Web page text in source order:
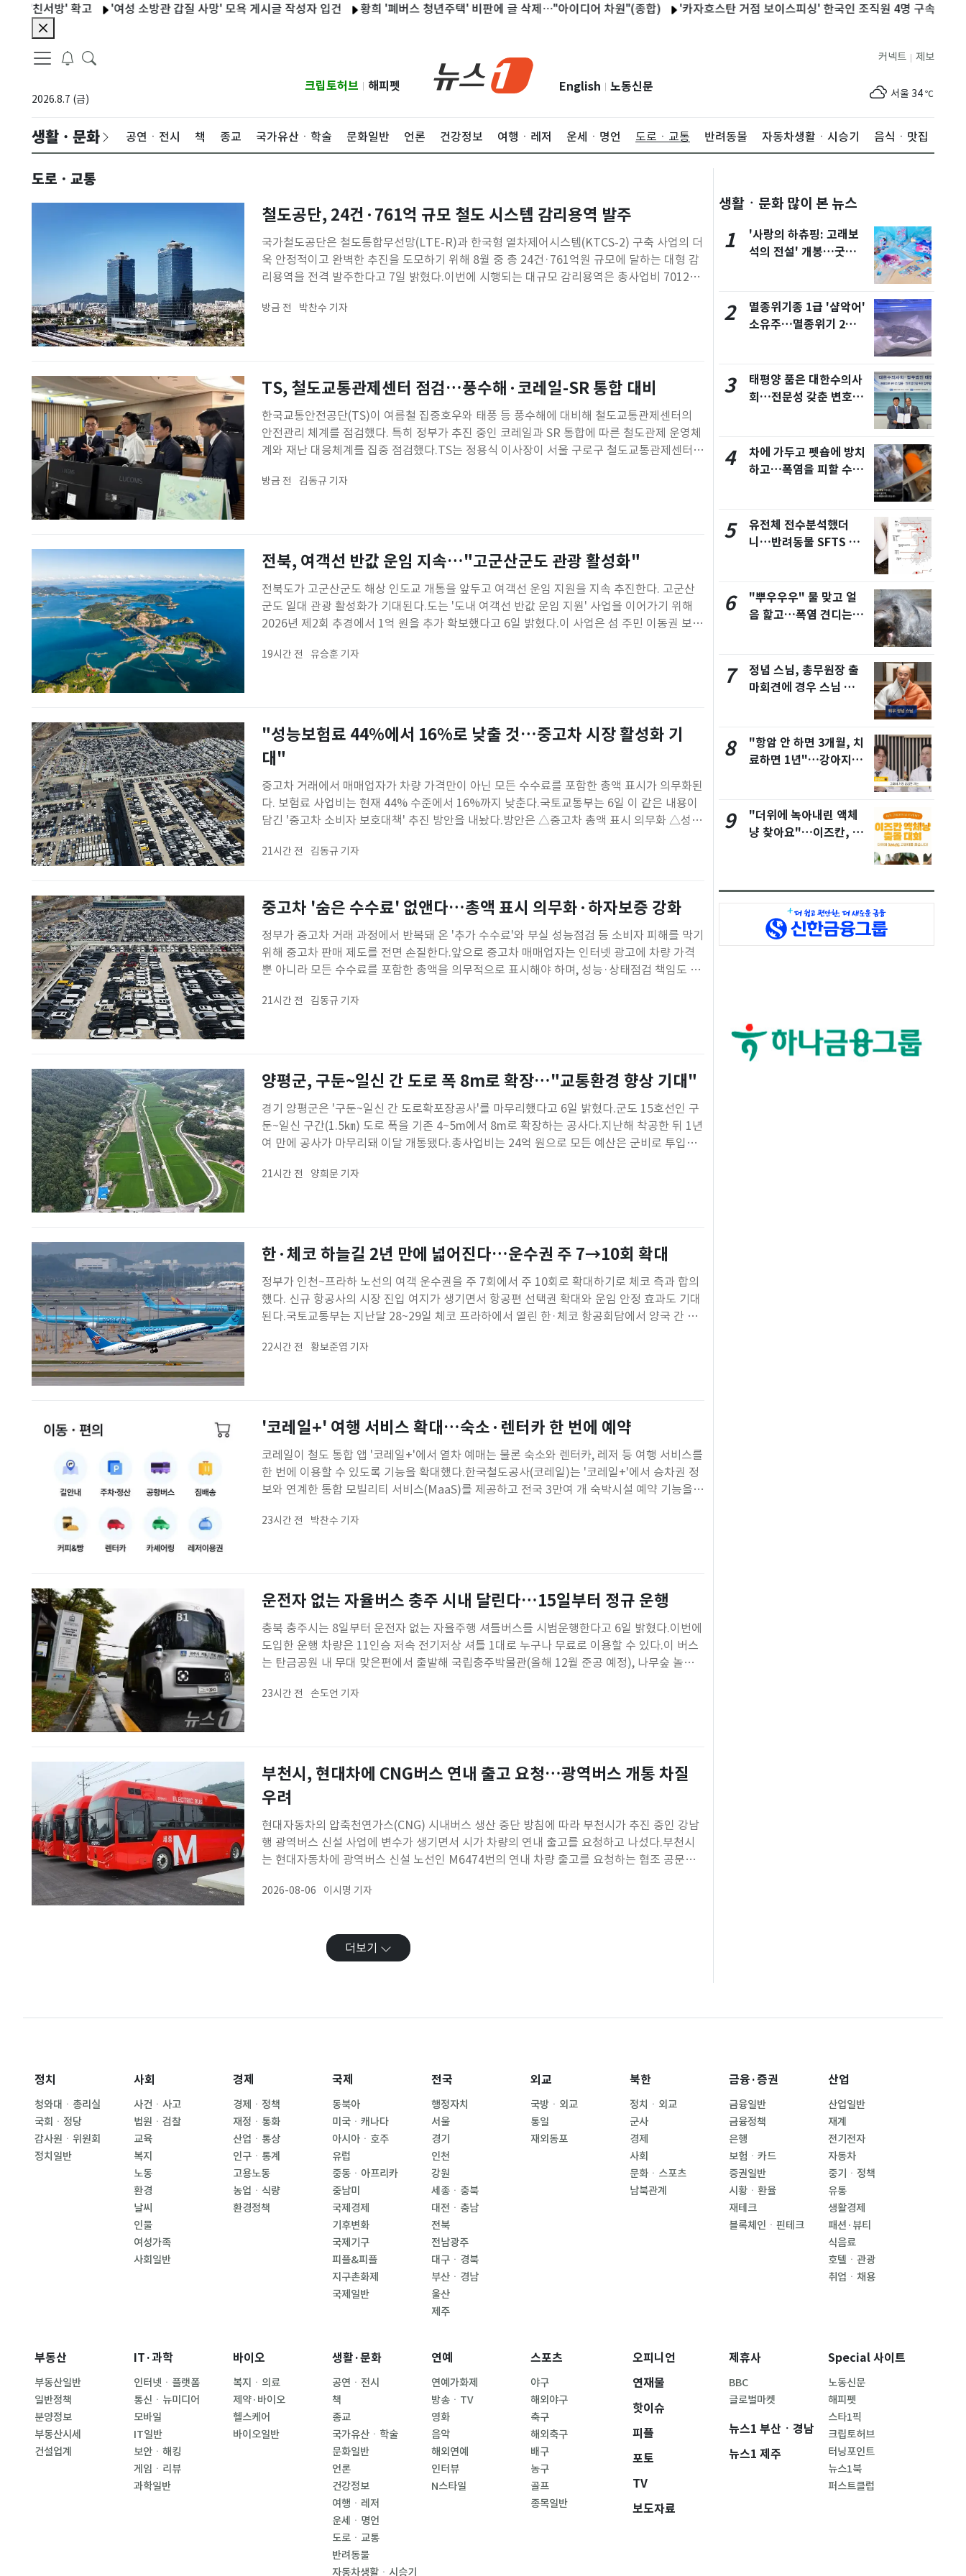
방' 확고 '여성 소방관 갑질 사망' 모욕 게시글 작성자 입건 황희 '폐버스 청년주택' 비판에 글 삭제…"아이디어 차원"(종합) '카자흐스탄 거점 보이스피싱' 한국인 조직원 4명 구속 춘천 중도
2026.8.7 (금)
크립토허브 해피펫 English 노동신문
제보
커넥트
서울 34 ℃
대전35℃
울산31℃
강릉29℃
제주30℃
서울34℃
대구34℃
인천34℃
광주35℃
대전35℃
울산31℃
강릉29℃
제주30 ℃
생활ㆍ문화 공연ㆍ전시 책 종교 국가유산ㆍ학술 문화일반 언론 건강정보 여행ㆍ레저 운세ㆍ명언 도로ㆍ교통 반려동물 자동차생활ㆍ시승기 음식ㆍ맛집
도로ㆍ교통
철도공단, 24건·761억 규모 철도 시스템 감리용역 발주
국가철도공단은 철도통합무선망(LTE-R)과 한국형 열차제어시스템(KTCS-2) 구축 사업의 더
욱 안정적이고 완벽한 추진을 도모하기 위해 8월 중 총 24건·761억원 규모에 달하는 대형 감
리용역을 전격 발주한다고 7일 밝혔다.이번에 시행되는 대규모 감리용역은 총사업비 7012억
리 기준을 끌어올리기 위해 마련됐다.우선, 태백선 등 아직 LTE-R이 구축되
방금 전 박찬수 기자
TS, 철도교통관제센터 점검…풍수해·코레일-SR 통합 대비
한국교통안전공단(TS)이 여름철 집중호우와 태풍 등 풍수해에 대비해 철도교통관제센터의
안전관리 체계를 점검했다. 특히 정부가 추진 중인 코레일과 SR 통합에 따른 철도관제 운영체
계와 재난 대응체계를 집중 점검했다.TS는 정용식 이사장이 서울 구로구 철도교통관제센터를
고속철도(KTX)와 무궁화호 등 전국 국가철도의 열차 운행을 관리·제어하고, 철도 사고 발생
방금 전 김동규 기자
전북, 여객선 반값 운임 지속…"고군산군도 관광 활성화"
전북도가 고군산군도 해상 인도교 개통을 앞두고 여객선 운임 지원을 지속 추진한다. 고군산
군도 일대 관광 활성화가 기대된다.도는 '도내 여객선 반값 운임 지원' 사업을 이어가기 위해
2026년 제2회 추경에서 1억 원을 추가 확보했다고 6일 밝혔다.이 사업은 섬 주민 이동권 보장
12개 도서를 대상으로 도민은 물론 타지역 방문객까지 여객선 정규 운임의 절반
19시간 전 유승훈 기자
"성능보험료 44%에서 16%로 낮출 것…중고차 시장 활성화 기
대"
중고차 거래에서 매매업자가 차량 가격만이 아닌 모든 수수료를 포함한 총액 표시가 의무화된
다. 보험료 사업비는 현재 44% 수준에서 16%까지 낮춘다.국토교통부는 6일 이 같은 내용이
담긴 '중고차 소비자 보호대책' 추진 방안을 내놨다.방안은 △중고차 총액 표시 의무화 △성능
확립이 골자다.국토부는 다음 달 안으로 관련 법령 개정안을 발의하고, 과제별 세부 논의를
21시간 전 김동규 기자
중고차 '숨은 수수료' 없앤다…총액 표시 의무화·하자보증 강화
정부가 중고차 거래 과정에서 반복돼 온 '추가 수수료'와 부실 성능점검 등 소비자 피해를 막기
위해 중고차 판매 제도를 전면 손질한다.앞으로 중고차 매매업자는 인터넷 광고에 차량 가격
뿐 아니라 모든 수수료를 포함한 총액을 의무적으로 표시해야 하며, 성능·상태점검 책임도 한
표했다.총액 표시 의무화…성능점검도 '무관용'먼저 불투명한 매매가격과 각종 수수료
21시간 전 김동규 기자
양평군, 구둔~일신 간 도로 폭 8m로 확장…"교통환경 향상 기대"
경기 양평군은 '구둔~일신 간 도로확포장공사'를 마무리했다고 6일 밝혔다.군도 15호선인 구
둔~일신 구간(1.5㎞) 도로 폭을 기존 4~5m에서 8m로 확장하는 공사다.지난해 착공한 뒤 1년
여 만에 공사가 마무리돼 이달 개통됐다.총사업비는 24억 원으로 모든 예산은 군비로 투입됐
선 군수는 "이번 도로 확장은 단순한 기반 시설 확충을 넘어 주민들의 안전한 통
21시간 전 양희문 기자
한·체코 하늘길 2년 만에 넓어진다…운수권 주 7→10회 확대
정부가 인천~프라하 노선의 여객 운수권을 주 7회에서 주 10회로 확대하기로 체코 측과 합의
했다. 신규 항공사의 시장 진입 여지가 생기면서 항공편 선택권 확대와 운임 안정 효과도 기대
된다.국토교통부는 지난달 28~29일 체코 프라하에서 열린 한·체코 항공회담에서 양국 간 여
하 노선은 대한항공이 주 4회, 아시아나항공이 주 3회 운항하고 있다. 이번 합의로
22시간 전 황보준엽 기자
'코레일+' 여행 서비스 확대…숙소·렌터카 한 번에 예약
코레일이 철도 통합 앱 '코레일+'에서 열차 예매는 물론 숙소와 렌터카, 레저 등 여행 서비스를
한 번에 이용할 수 있도록 기능을 확대했다.한국철도공사(코레일)는 '코레일+'에서 승차권 정
보와 연계한 통합 모빌리티 서비스(MaaS)를 제공하고 전국 3만여 개 숙박시설 예약 기능을
차와 렌터카, 카셰어링, 관광택시, 숙박 등 이동과 여행에
23시간 전 박찬수 기자
운전자 없는 자율버스 충주 시내 달린다…15일부터 정규 운행
충북 충주시는 8일부터 운전자 없는 자율주행 셔틀버스를 시범운행한다고 6일 밝혔다.이번에
도입한 운행 차량은 11인승 저속 전기저상 셔틀 1대로 누구나 무료로 이용할 수 있다.이 버스
는 탄금공원 내 무대 맞은편에서 출발해 국립충주박물관(올해 12월 준공 예정), 나무숲 놀이
시는 이날부터 14일까지 시범운행을 하고, 15일부터 정규 운행에 돌입한다.운행 시간
23시간 전 손도언 기자
부천시, 현대차에 CNG버스 연내 출고 요청…광역버스 개통 차질
우려
현대자동차의 압축천연가스(CNG) 시내버스 생산 중단 방침에 따라 부천시가 추진 중인 강남
행 광역버스 신설 사업에 변수가 생기면서 시가 차량의 연내 출고를 요청하고 나섰다.부천시
는 현대자동차에 광역버스 신설 노선인 M6474번의 연내 차량 출고를 요청하는 협조 공문을
이 계획대로 추진될 수 있도록 협조를 당부했다.M6474번은 12월부터 옥길·범박지구 주
2026-08-06 이시명 기자
더보기
생활ㆍ문화 많이 본 뉴스
1
'사랑의 하츄핑: 고래보
석의 전설' 개봉…굿즈
2
멸종위기종 1급 '샴악어'
소유주…멸종위기 2급
3
태평양 품은 대한수의사
회…전문성 갖춘 변호사
4
차에 가두고 펫숍에 방치
하고…폭염을 피할 수
5
유전체 전수분석했더
니…반려동물 SFTS 바
6
"뿌우우우" 물 맞고 얼
음 핥고…폭염 견디는
7
정념 스님, 총무원장 출
마회견에 경우 스님 배
8
"항암 안 하면 3개월, 치
료하면 1년"…강아지 암
9
"더위에 녹아내린 액체
냥 찾아요"…이즈칸, 고
정치
청와대ㆍ총리실
국회ㆍ정당
감사원ㆍ위원회
정치일반
사회
사건ㆍ사고
법원ㆍ검찰
교육
복지
노동
환경
날씨
인물
여성가족
사회일반
경제
경제ㆍ정책
재정ㆍ통화
산업ㆍ통상
인구ㆍ통계
고용노동
농업ㆍ식량
환경정책
국제
동북아
미국ㆍ캐나다
아시아ㆍ호주
유럽
중동ㆍ아프리카
중남미
국제경제
기후변화
국제기구
피플&피플
지구촌화제
국제일반
전국
행정자치
서울
경기
인천
강원
세종ㆍ충북
대전ㆍ충남
전북
전남광주
대구ㆍ경북
부산ㆍ경남
울산
제주
외교
국방ㆍ외교
통일
재외동포
북한
정치ㆍ외교
군사
경제
사회
문화ㆍ스포츠
남북관계
금융·증권
금융일반
금융정책
은행
보험ㆍ카드
증권일반
시황ㆍ환율
재테크
블록체인ㆍ핀테크
산업
산업일반
재계
전기전자
자동차
중기ㆍ정책
유통
생활경제
패션·뷰티
식음료
호텔ㆍ관광
취업ㆍ채용
부동산
부동산일반
일반정책
분양정보
부동산시세
건설업계
IT·과학
인터넷ㆍ플랫폼
통신ㆍ뉴미디어
모바일
IT일반
보안ㆍ해킹
게임ㆍ리뷰
과학일반
바이오
복지ㆍ의료
제약·바이오
헬스케어
바이오일반
생활·문화
공연ㆍ전시
책
종교
국가유산ㆍ학술
문화일반
언론
건강정보
여행ㆍ레저
운세ㆍ명언
도로ㆍ교통
반려동물
자동차생활ㆍ시승기
연예
연예가화제
방송ㆍTV
영화
음악
해외연예
인터뷰
N스타일
스포츠
야구
해외야구
축구
해외축구
배구
농구
골프
종목일반
오피니언
연재물
핫이슈
피플
포토
TV
보도자료
제휴사
BBC
글로벌마켓
뉴스1 부산ㆍ경남
뉴스1 제주
Special 사이트
노동신문
해피펫
스타1픽
크립토허브
터닝포인트
뉴스1북
퍼스트클럽